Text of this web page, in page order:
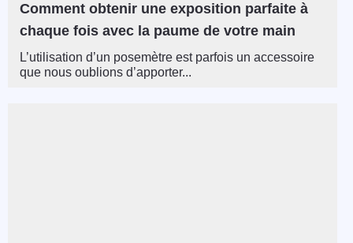
Comment obtenir une exposition parfaite à
chaque fois avec la paume de votre main
L’utilisation d’un posemètre est parfois un accessoire
que nous oublions d’apporter...